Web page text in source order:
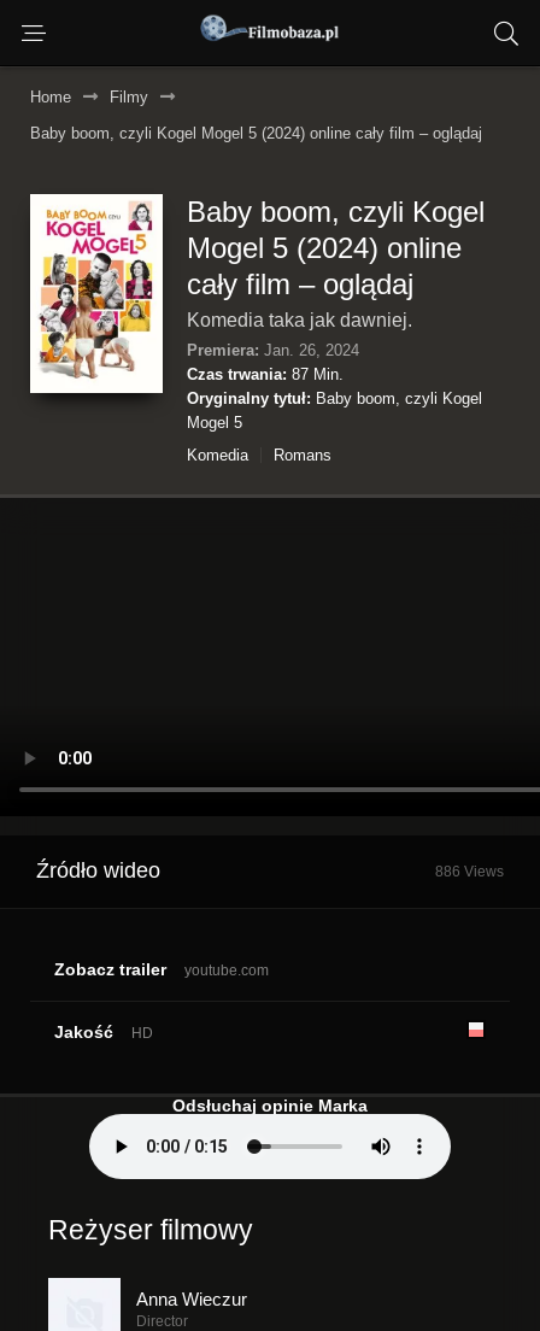
Home
Filmy
Baby boom, czyli Kogel Mogel 5 (2024) online cały film – oglądaj
Baby boom, czyli Kogel
Mogel 5 (2024) online
cały film – oglądaj
Komedia taka jak dawniej.
Premiera: Jan. 26, 2024
Czas trwania: 87 Min.
Oryginalny tytuł: Baby boom, czyli Kogel
Mogel 5
Komedia
Romans
Źródło wideo 886 Views
Zobacz trailer youtube.com
Jakość HD
Odsłuchaj opinie Marka
Reżyser filmowy
Anna Wieczur
Director